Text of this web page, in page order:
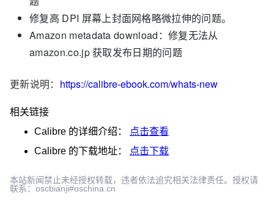
修复高 DPI 屏幕上封面网格略微拉伸的问题。
Amazon metadata download：修复无法从
amazon.co.jp 获取发布日期的问题
更新说明： https://calibre-ebook.com/whats-new
相关链接
Calibre 的详细介绍：
点击查看
Calibre 的下载地址： 点击下载
本站新闻禁止未经授权转载，违者依法追究相关法律责任。授权请
联系：oscbianji#oschina.cn